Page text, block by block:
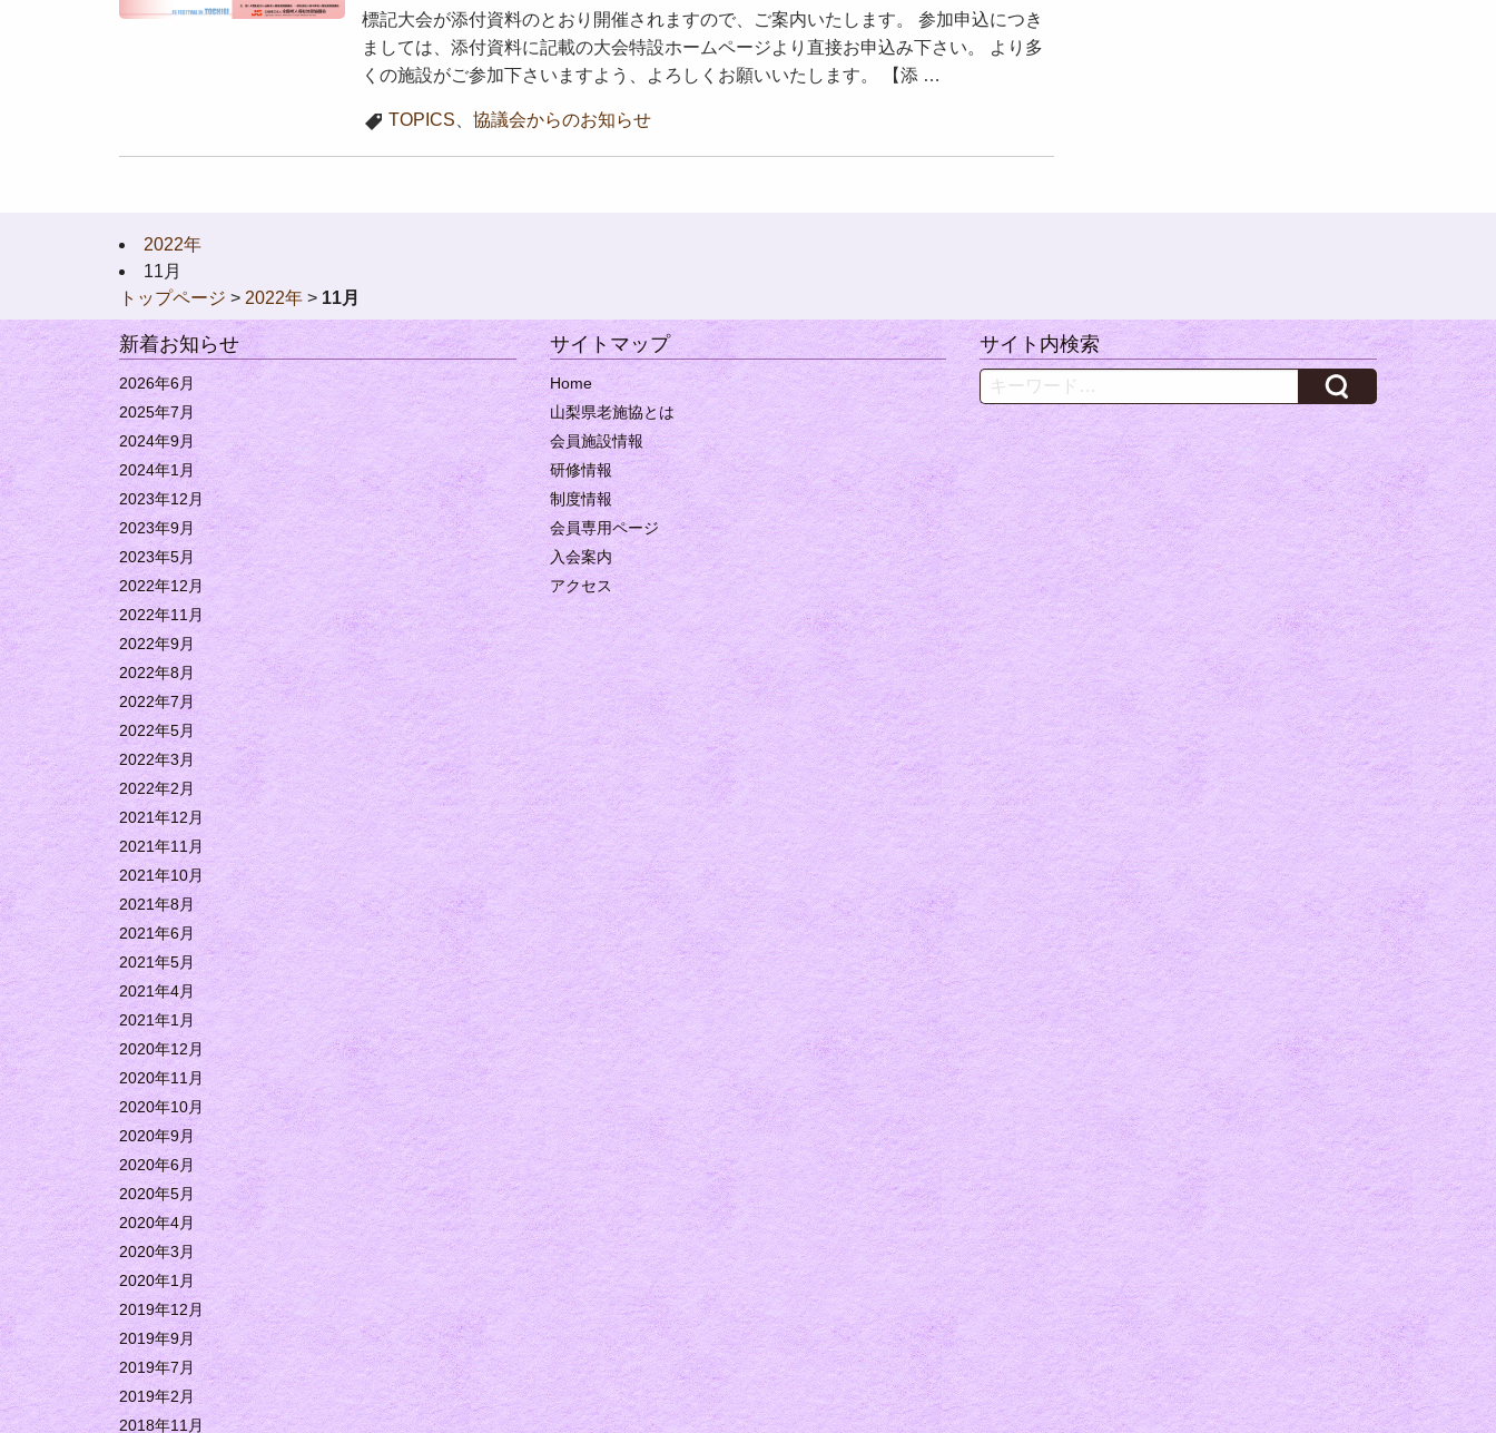
標記大会が添付資料のとおり開催されますので、ご案内いたします。 参加申込につき
ましては、添付資料に記載の大会特設ホームページより直接お申込み下さい。 より多
くの施設がご参加下さいますよう、よろしくお願いいたします。 【添 …
TOPICS、 協議会からのお知らせ
2022年
11月
トップページ > 2022年 > 11月
新着お知らせ
2026年6月
2025年7月
2024年9月
2024年1月
2023年12月
2023年9月
2023年5月
2022年12月
2022年11月
2022年9月
2022年8月
2022年7月
2022年5月
2022年3月
2022年2月
2021年12月
2021年11月
2021年10月
2021年8月
2021年6月
2021年5月
2021年4月
2021年1月
2020年12月
2020年11月
2020年10月
2020年9月
2020年6月
2020年5月
2020年4月
2020年3月
2020年1月
2019年12月
2019年9月
2019年7月
2019年2月
2018年11月
サイトマップ
Home
山梨県老施協とは
会員施設情報
研修情報
制度情報
会員専用ページ
入会案内
アクセス
サイト内検索
Search